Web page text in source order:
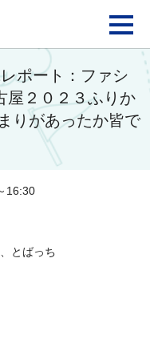
：特定非営利活動
ポート：ファシ
屋２０２３ふりか
りがあったか皆で
16:30
とばっち